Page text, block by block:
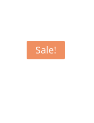
Sale!